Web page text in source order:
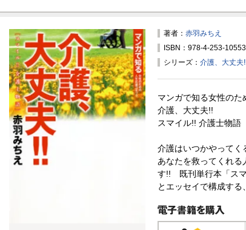
著者： 赤羽みちえ
ISBN：978-4-253-
シリーズ： 介護、大丈
マンガで知る女性のた
介護、大丈夫!!
スマイル!! 介護士物語
介護はいつかやって
あなたを救ってくれる
す!! 既刊単行本「ス
とエッセイで構成す
電子書籍で購入